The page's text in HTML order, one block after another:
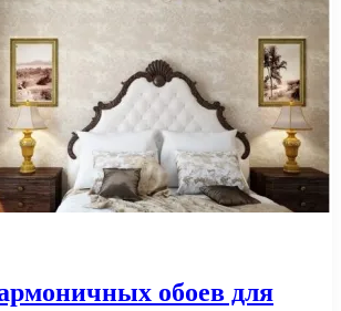
обоев для